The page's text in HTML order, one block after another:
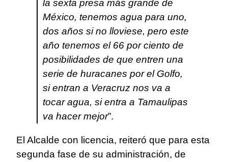
la sexta presa más grande de
México, tenemos agua para uno,
dos años si no lloviese, pero este
año tenemos el 66 por ciento de
posibilidades de que entren una
serie de huracanes por el Golfo,
si entran a Veracruz nos va a
tocar agua, si entra a Tamaulipas
va hacer mejor”.
El Alcalde con licencia, reiteró que para esta
segunda fase de su administración, de